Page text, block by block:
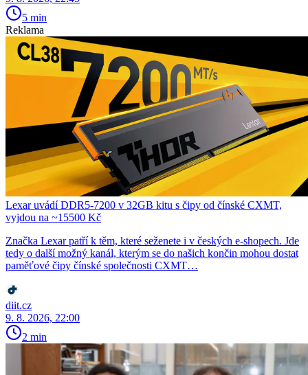
5 min
Reklama
Lexar uvádí DDR5-7200 v 32GB kitu s čipy od čínské CXMT,
vyjdou na ~15500 Kč
Značka Lexar patří k těm, které seženete i v českých e-shopech. Jde
tedy o další možný kanál, kterým se do našich končin mohou dostat
paměťové čipy čínské společnosti CXMT…
diit.cz
9. 8. 2026, 22:00
2 min